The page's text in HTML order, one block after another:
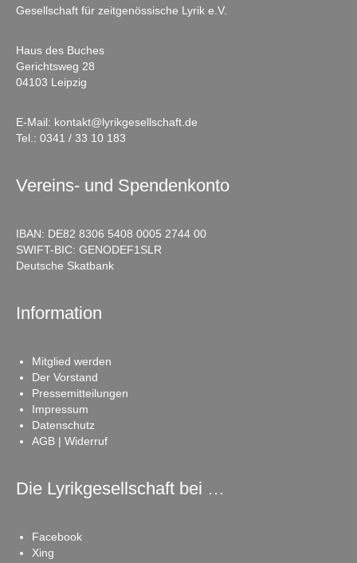
Gesellschaft für zeitgenössische Lyrik e.V.
Haus des Buches
Gerichtsweg 28
04103 Leipzig
E-Mail: kontakt@lyrikgesellschaft.de
Tel.: 0341 / 33 10 183
Vereins- und Spendenkonto
IBAN: DE82 8306 5408 0005 2744 00
SWIFT-BIC: GENODEF1SLR
Deutsche Skatbank
Information
Mitglied werden
Der Vorstand
Pressemitteilungen
Impressum
Datenschutz
AGB | Widerruf
Die Lyrikgesellschaft bei …
Facebook
Xing